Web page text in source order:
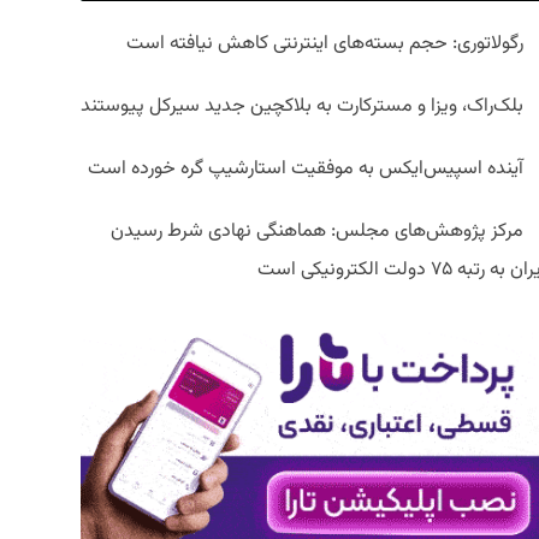
رگولاتوری: حجم بسته‌های اینترنتی کاهش نیافته است
بلک‌راک، ویزا و مسترکارت به بلاکچین جدید سیرکل پیوستند
آینده اسپیس‌ایکس به موفقیت استارشیپ گره خورده است
مرکز پژوهش‌های مجلس: هماهنگی نهادی شرط رسیدن
به رتبه ۷۵ دولت الکترونیکی است